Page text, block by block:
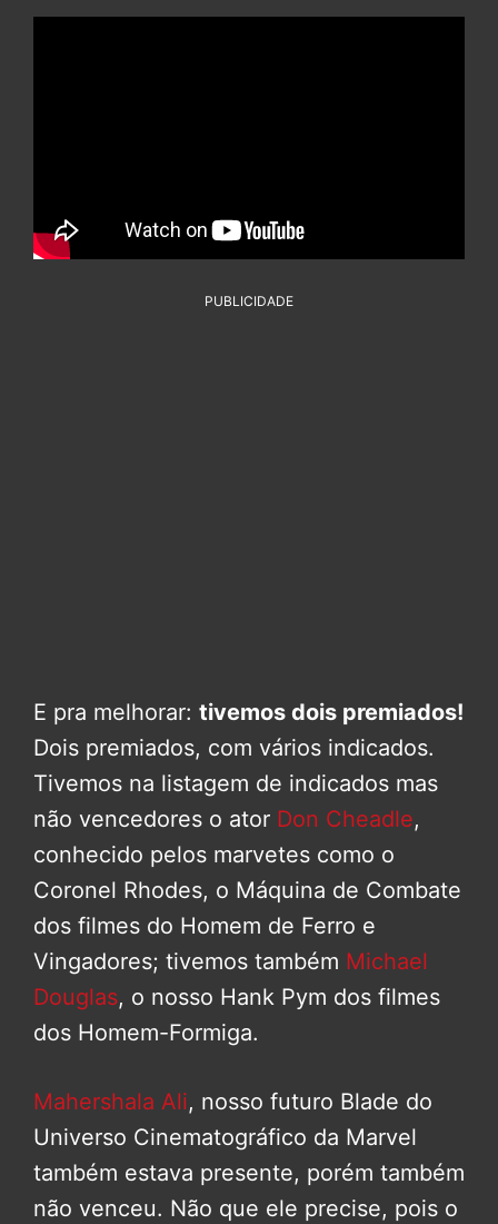
PUBLICIDADE
E pra melhorar: tivemos dois premiados!
Dois premiados, com vários indicados.
Tivemos na listagem de indicados mas
não vencedores o ator Don Cheadle,
conhecido pelos marvetes como o
Coronel Rhodes, o Máquina de Combate
dos filmes do Homem de Ferro e
Vingadores; tivemos também Michael
Douglas, o nosso Hank Pym dos filmes
dos Homem-Formiga.
Mahershala Ali, nosso futuro Blade do
Universo Cinematográfico da Marvel
também estava presente, porém também
não venceu. Não que ele precise, pois o